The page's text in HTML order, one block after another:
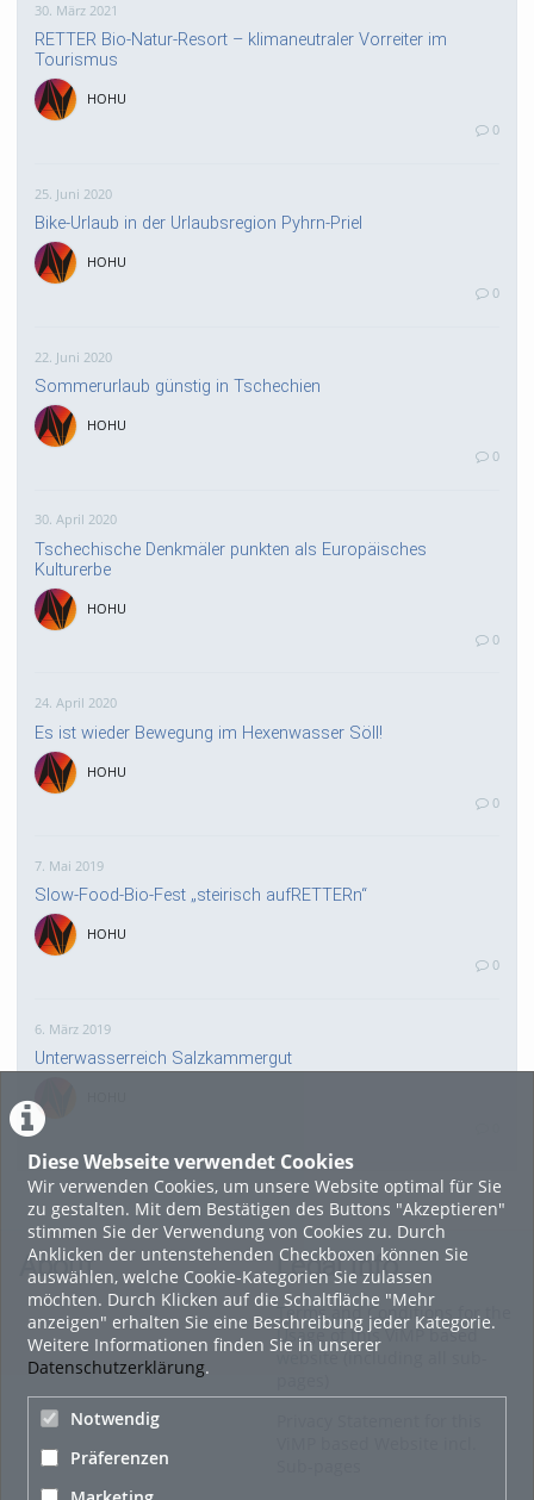
Diese Webseite verwendet Cookies
Wir verwenden Cookies, um unsere Website optimal für Sie
zu gestalten. Mit dem Bestätigen des Buttons "Akzeptieren"
stimmen Sie der Verwendung von Cookies zu. Durch
Anklicken der untenstehenden Checkboxen können Sie
auswählen, welche Cookie-Kategorien Sie zulassen
möchten. Durch Klicken auf die Schaltfläche "Mehr
anzeigen" erhalten Sie eine Beschreibung jeder Kategorie.
Weitere Informationen finden Sie in unserer
Datenschutzerklärung.
Notwendig
Präferenzen
30. März 2021
RETTER Bio-Natur-Resort – klimaneutraler Vorreiter im
Tourismus
HOHU
0
25. Juni 2020
Bike-Urlaub in der Urlaubsregion Pyhrn-Priel
HOHU
0
22. Juni 2020
Sommerurlaub günstig in Tschechien
HOHU
0
30. April 2020
Tschechische Denkmäler punkten als Europäisches
Kulturerbe
HOHU
0
24. April 2020
Es ist wieder Bewegung im Hexenwasser Söll!
HOHU
0
7. Mai 2019
Slow-Food-Bio-Fest „steirisch aufRETTERn“
HOHU
0
6. März 2019
Unterwasserreich Salzkammergut
18. April 2016
Sommererlebnis Mühlviertler Alm
HOHU
20. Dezember 2015
Wiens schönste Weihnachtsdörfer gehen ins Finale
HOHU
About Legal Info
Terms and Conditions for the
Usage of this ViMP based
website (including all sub-